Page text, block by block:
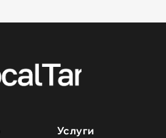
Услуги